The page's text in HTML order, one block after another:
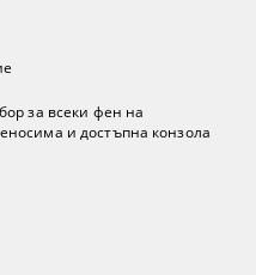
за всеки фен на
и достъпна конзола